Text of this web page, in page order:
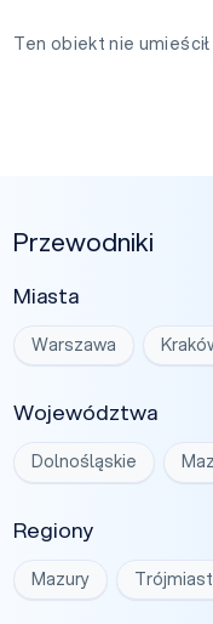
Ten obiekt nie
Przewodniki
Miasta
Warszawa
Województwa
Dolnośląskie
Regiony
Mazury